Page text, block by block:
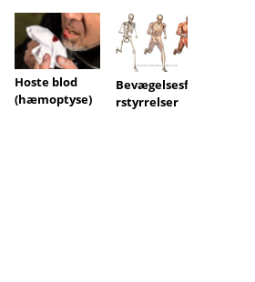
Hoste blod
(hæmoptyse)
Bevægelsesfo
rstyrrelser